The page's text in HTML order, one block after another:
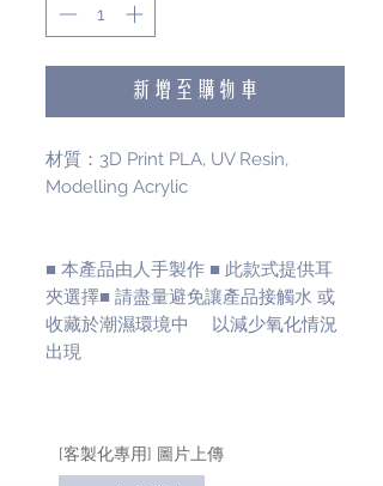
新增至購物車
材質：3D Print PLA, UV Resin,
Modelling Acrylic
■ 本產品由人手製作 ■ 此款式提供耳
夾選擇■ 請盡量避免讓產品接觸水 或
收藏於潮濕環境中 以減少氧化情況
出現
[客製化專用] 圖片上傳